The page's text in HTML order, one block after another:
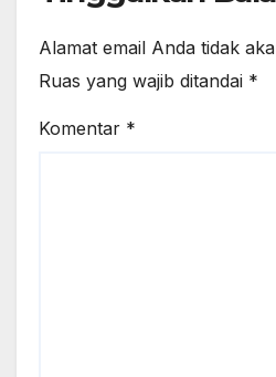
Alamat email Anda tidak
Ruas yang wajib ditandai *
Komentar *